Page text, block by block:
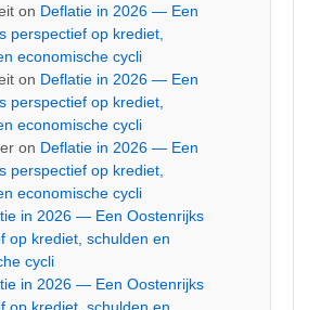
on Deflatie in 2026 — Een
perspectief op krediet,
economische cycli
on Deflatie in 2026 — Een
perspectief op krediet,
economische cycli
on Deflatie in 2026 — Een
perspectief op krediet,
economische cycli
in 2026 — Een Oostenrijks
op krediet, schulden en
cycli
in 2026 — Een Oostenrijks